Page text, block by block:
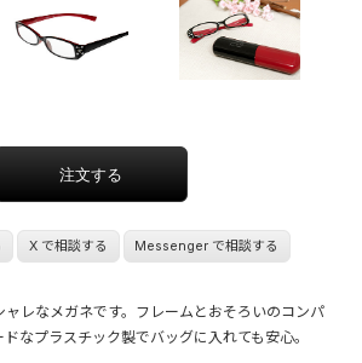
X で相談する Messenger で相談する
レなメガネです。フレームとおそろいのコンパ
なプラスチック製でバッグに入れても安心。